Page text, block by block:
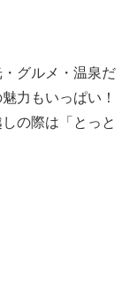
グルメ・温泉だ
力もいっぱい！
の際は「とっと